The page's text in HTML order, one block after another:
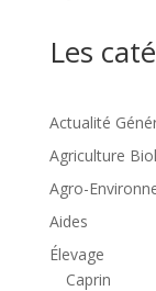
Les
Actualité
Agriculture
Agro-
Aides
Élevage
Caprin